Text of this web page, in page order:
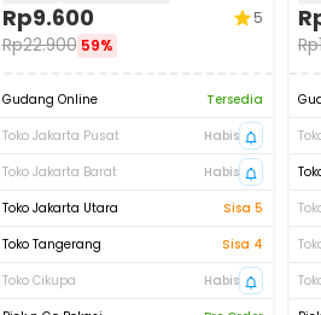
Rp9.600
Rp22.900 59%
5
Gudang Online
Tersedia
Toko Jakarta Pusat
Habis
Toko Jakarta Barat
Habis
Toko Jakarta Utara
Sisa 5
Toko Tangerang
Sisa 4
Toko Cikupa
Habis
Rp